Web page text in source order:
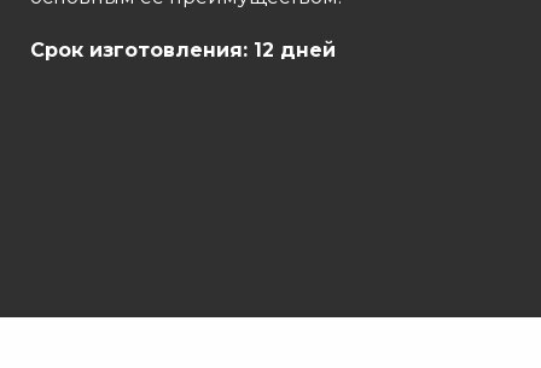
Срок изготовления: 12 дней